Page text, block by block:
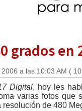
grados
a las 10:03 AM (
Digital, hoy les
varias fotos
de 480